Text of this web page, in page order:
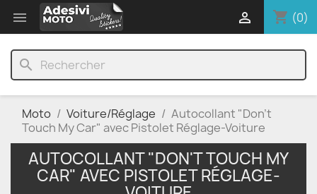
 shopping_cart (0)

search
Moto Voiture/Réglage
Autocollant "Don't
Touch My Car" avec Pistolet Réglage-Voiture
AUTOCOLLANT "DON'T TOUCH MY
CAR" AVEC PISTOLET RÉGLAGE-